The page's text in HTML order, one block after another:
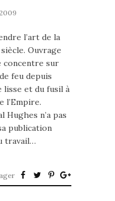
l’art de la
Ouvrage
concentre sur
feu depuis
lisse et du fusil à
l’Empire.
Hughes n’a pas
publication
travail…